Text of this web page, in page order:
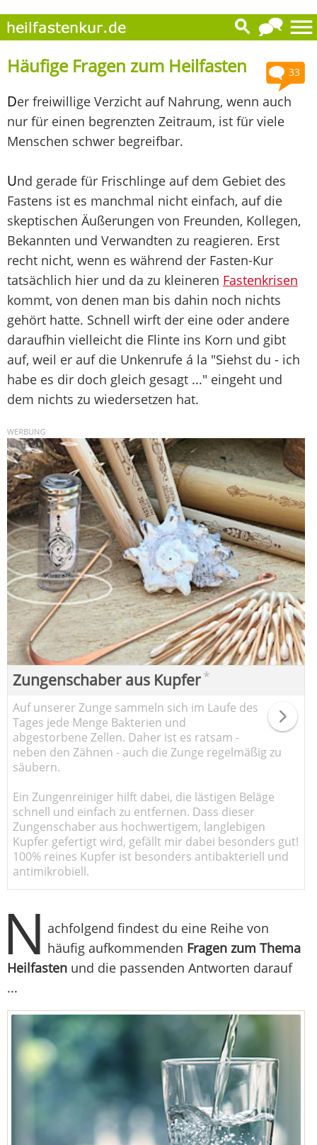
33
Häufige Fragen zum Heilfasten
Der freiwillige Verzicht auf Nahrung, wenn auch
nur für einen begrenzten Zeitraum, ist für viele
Menschen schwer begreifbar.
Und gerade für Frischlinge auf dem Gebiet des
Fastens ist es manchmal nicht einfach, auf die
skeptischen Äußerungen von Freunden, Kollegen,
Bekannten und Verwandten zu reagieren. Erst
recht nicht, wenn es während der Fasten-Kur
tatsächlich hier und da zu kleineren Fastenkrisen
kommt, von denen man bis dahin noch nichts
gehört hatte. Schnell wirft der eine oder andere
daraufhin vielleicht die Flinte ins Korn und gibt
auf, weil er auf die Unkenrufe á la "Siehst du - ich
habe es dir doch gleich gesagt ..." eingeht und
dem nichts zu wiedersetzen hat.
Zungenschaber aus Kupfer*
Auf unserer Zunge sammeln sich im Laufe des
Tages jede Menge Bakterien und
abgestorbene Zellen. Daher ist es ratsam -
neben den Zähnen - auch die Zunge regelmäßig zu
säubern.
Ein Zungenreiniger hilft dabei, die lästigen Beläge
schnell und einfach zu entfernen. Dass dieser
Zungenschaber aus hochwertigem, langlebigen
Kupfer gefertigt wird, gefällt mir dabei besonders gut!
100% reines Kupfer ist besonders antibakteriell und
antimikrobiell.
N achfolgend findest du eine Reihe von
häufig aufkommenden Fragen zum Thema
Heilfasten und die passenden Antworten darauf
...